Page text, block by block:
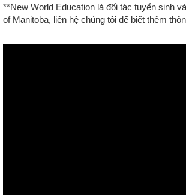
**New World Education là đối tác tuyển sinh
of Manitoba, liên hệ chúng tôi để biết thêm